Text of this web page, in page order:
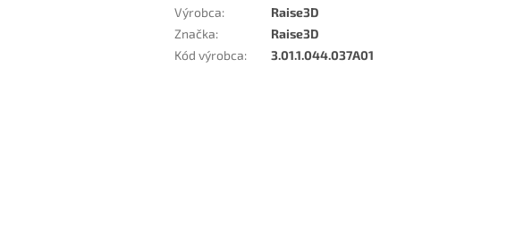
Výrobca:
Raise3D
Značka:
Raise3D
Kód výrobca: 3.01.1.044.037A01